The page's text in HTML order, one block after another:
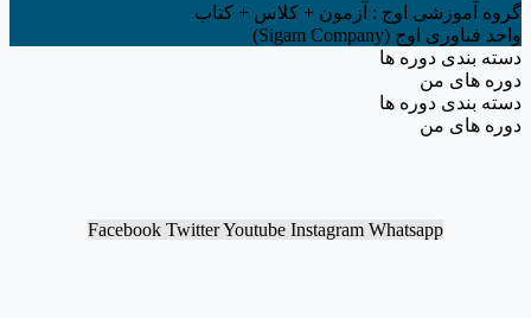
گروه آموزشی اوج : آزمون + کلاس + کتاب
واحد فناوری اوج (Sigam Company)
دسته بندی دوره ها
دوره های من
دسته بندی دوره ها
دوره های من
Facebook TwitterYoutube Instagram Whatsapp